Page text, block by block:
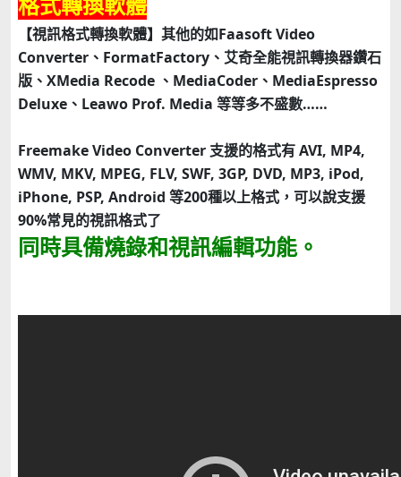
【視訊格式轉換軟體】其他的如Faasoft Video
Converter、FormatFactory、艾奇全能視訊轉換器鑽石
版、XMedia Recode 、MediaCoder、MediaEspresso
Deluxe、Leawo Prof. Media 等等多不盛數……
Freemake Video Converter 支援的格式有 AVI, MP4,
WMV, MKV, MPEG, FLV, SWF, 3GP, DVD, MP3, iPod,
iPhone, PSP, Android 等200種以上格式，可以說支援
90%常見的視訊格式了
同時具備燒錄和視訊編輯功能。